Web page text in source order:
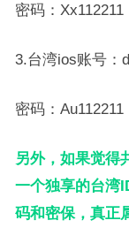
密码：Xx112211
3.台湾ios账号：
密码：Au112211
另外，如果觉得
一个独享的台湾
码和密保，真正